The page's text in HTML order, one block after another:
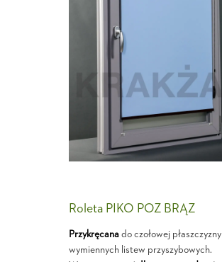
Roleta PIKO POZ BRĄZ
Przykręcanado czołowej płaszczyzny
wymiennych listew przyszybowych.